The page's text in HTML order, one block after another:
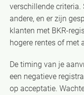
verschillende
andere, en er zijn
klanten met BKR-
hogere rentes of met
De timing van je
een negatieve
op acceptatie.